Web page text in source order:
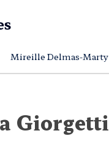
Mireille Delmas-Marty
Giorgetti